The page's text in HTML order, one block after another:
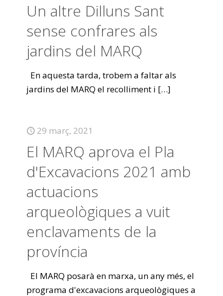
Un altre Dilluns Sant
sense confrares als
jardins del MARQ
En aquesta tarda, trobem a faltar als
jardins del MARQ el recolliment i […]
29 març, 2021
El MARQ aprova el Pla
d'Excavacions 2021 amb
actuacions
arqueològiques a vuit
enclavaments de la
província
El MARQ posarà en marxa, un any més, el
programa d'excavacions arqueològiques a